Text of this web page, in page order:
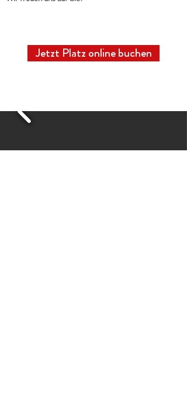
Jetzt Platz online buchen